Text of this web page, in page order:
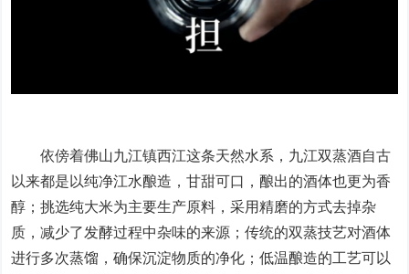
依傍着佛山九江镇西江这条天然水系，九江双蒸酒自古
以来都是以纯净江水酿造，甘甜可口，酿出的酒体也更为香
醇；挑选纯大米为主要生产原料，采用精磨的方式去掉杂
质，减少了发酵过程中杂味的来源；传统的双蒸技艺对酒体
进行多次蒸馏，确保沉淀物质的净化；低温酿造的工艺可以